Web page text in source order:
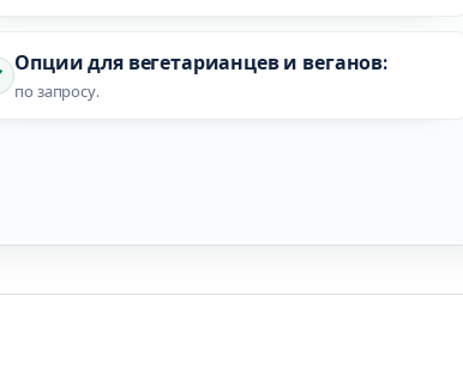
Опции для вегетарианцев и веганов:
по запросу.